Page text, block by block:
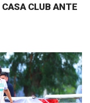
CASA CLUB ANTE